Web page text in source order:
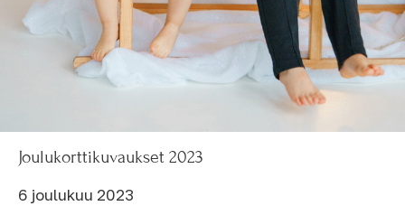
Joulukorttikuvaukset 2023
6 joulukuu 2023